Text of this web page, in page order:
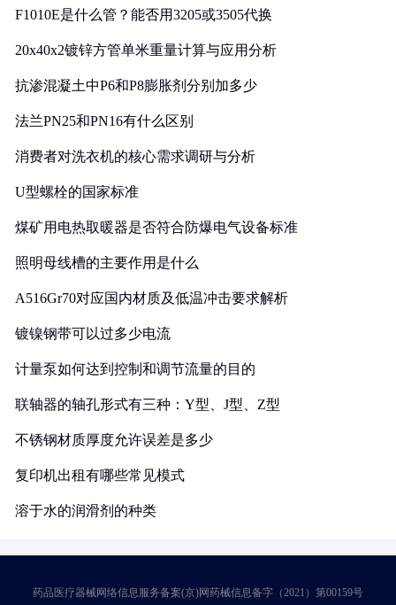
F1010E是什么管？能否用3205或3505代换
20x40x2镀锌方管单米重量计算与应用分析
抗渗混凝土中P6和P8膨胀剂分别加多少
法兰PN25和PN16有什么区别
消费者对洗衣机的核心需求调研与分析
U型螺栓的国家标准
煤矿用电热取暖器是否符合防爆电气设备标准
照明母线槽的主要作用是什么
A516Gr70对应国内材质及低温冲击要求解析
镀镍钢带可以过多少电流
计量泵如何达到控制和调节流量的目的
联轴器的轴孔形式有三种：Y型、J型、Z型
不锈钢材质厚度允许误差是多少
复印机出租有哪些常见模式
溶于水的润滑剂的种类
药品医疗器械网络信息服务备案(京)网药械信息备字（2021）第00159号